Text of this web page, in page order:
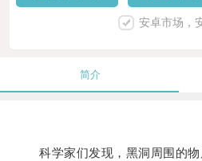
安卓市场，
简介
科学家们发现，黑洞周围的物